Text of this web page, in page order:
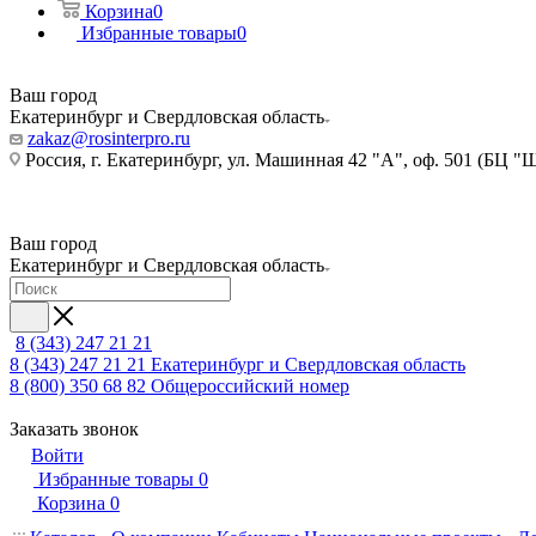
Корзина0
Избранные товары0
Ваш город
Екатеринбург и Свердловская область
zakaz@rosinterpro.ru
Россия, г. Екатеринбург, ул. Машинная 42 "А", оф. 501 (БЦ
Ваш город
Екатеринбург и Свердловская область
8 (343) 247 21 21
8 (343) 247 21 21 Екатеринбург и Свердловская область
8 (800) 350 68 82 Общероссийский номер
Заказать звонок
Войти
Избранные товары 0
Корзина 0